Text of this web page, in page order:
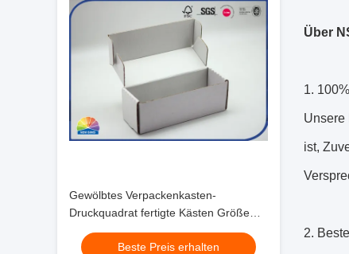
Gewölbtes Verpackenkasten-
Druckquadrat fertigte Kästen Größe
Soem e-Flöte besonders an
Beste Preis erhalten
Über
1.
Unsere
ist,
2.